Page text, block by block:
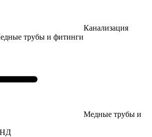
Канализация
трубы и фитинги
Медные трубы и